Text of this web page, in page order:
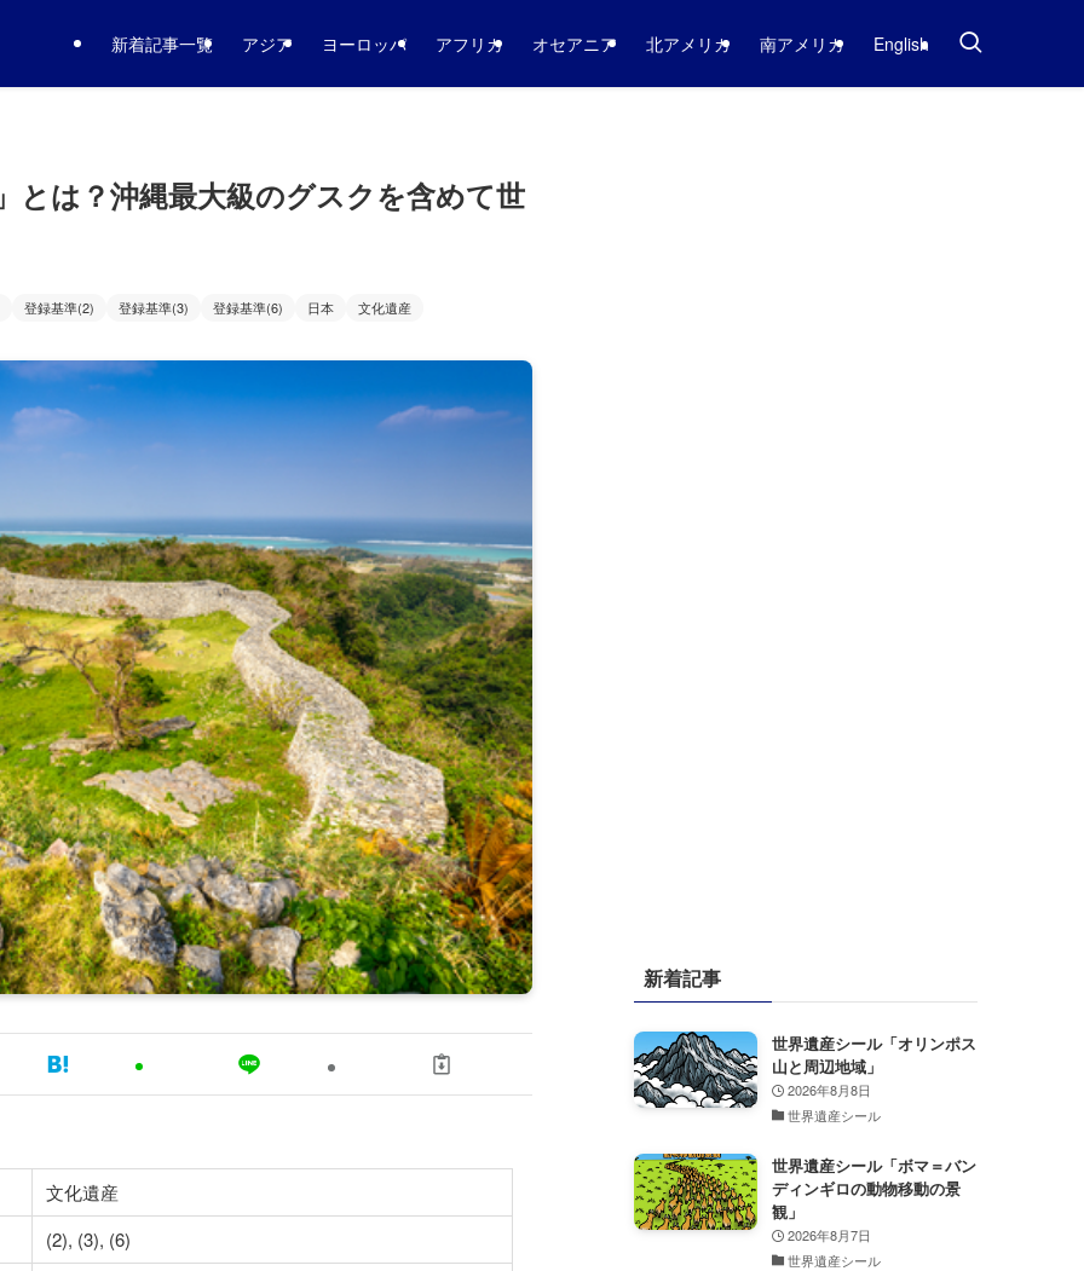
新着記事一覧 アジア ヨーロッパ アフリカ オセアニア 北アメリカ 南アメリカ English
とは？沖縄最大級のグスクを含めて世
登録基準(2) 登録基準(3) 登録基準(6) 日本 文化遺産
文化遺産
(2), (3), (6)
新着記事
世界遺産シール「オリンポス
山と周辺地域」
2026年8月8日
世界遺産シール
世界遺産シール「ボマ＝バン
ディンギロの動物移動の景
観」
2026年8月7日
世界遺産シール